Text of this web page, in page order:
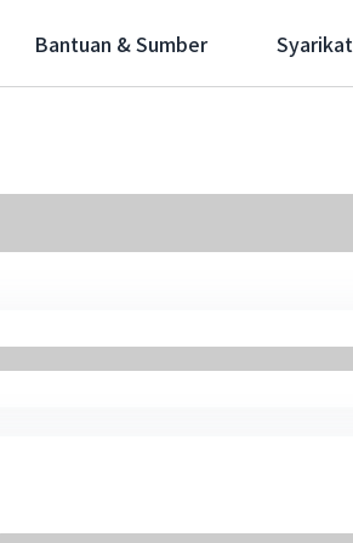
Bantuan & Sumber Syarikat